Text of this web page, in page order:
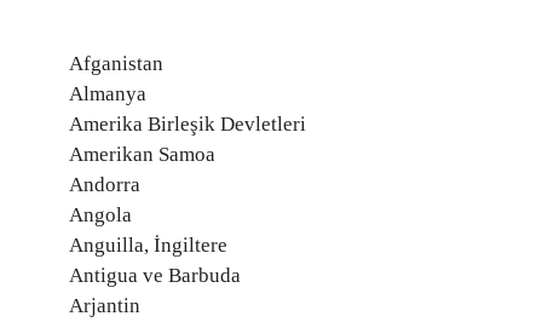
Afganistan
Almanya
Amerika Birleşik Devletleri
Amerikan Samoa
Andorra
Angola
Anguilla, İngiltere
Antigua ve Barbuda
Arjantin